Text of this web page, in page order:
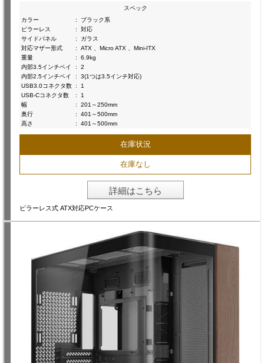
スペック
カラー
:
ブラック系
ピラーレス
:
対応
サイドパネル
:
ガラス
対応マザー形式
:
ATX 、Micro ATX 、Mini-ITX
重量
:
6.9kg
内部3.5インチベイ
:
2
内部2.5インチベイ
:
3(1つは3.5インチ対応)
USB3.0コネクタ数 :
1
USB-Cコネクタ数
:
1
幅
:
201～250mm
奥行
:
401～500mm
高さ
: 401～500mm
在庫状況
在庫なし
詳細はこちら
ピラーレス式 ATX対応PCケース